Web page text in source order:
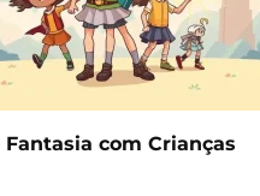
com Crianças